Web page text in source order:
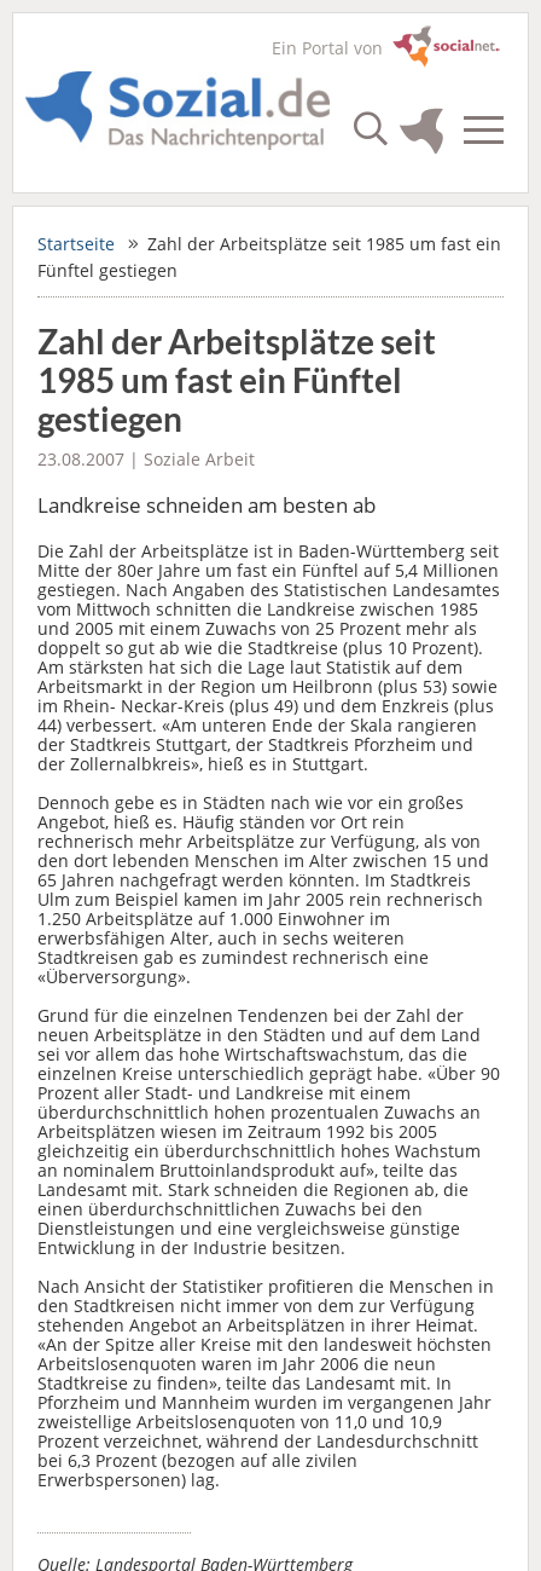
Ein Portal von
Startseite
Zahl der Arbeitsplätze seit 1985 um fast ein
Fünftel gestiegen
Zahl der Arbeitsplätze seit
1985 um fast ein Fünftel
gestiegen
23.08.2007 | Soziale Arbeit
Landkreise schneiden am besten ab
Die Zahl der Arbeitsplätze ist in Baden-Württemberg seit
Mitte der 80er Jahre um fast ein Fünftel auf 5,4 Millionen
gestiegen. Nach Angaben des Statistischen Landesamtes
vom Mittwoch schnitten die Landkreise zwischen 1985
und 2005 mit einem Zuwachs von 25 Prozent mehr als
doppelt so gut ab wie die Stadtkreise (plus 10 Prozent).
Am stärksten hat sich die Lage laut Statistik auf dem
Arbeitsmarkt in der Region um Heilbronn (plus 53) sowie
im Rhein- Neckar-Kreis (plus 49) und dem Enzkreis (plus
44) verbessert. «Am unteren Ende der Skala rangieren
der Stadtkreis Stuttgart, der Stadtkreis Pforzheim und
der Zollernalbkreis», hieß es in Stuttgart.
Dennoch gebe es in Städten nach wie vor ein großes
Angebot, hieß es. Häufig ständen vor Ort rein
rechnerisch mehr Arbeitsplätze zur Verfügung, als von
den dort lebenden Menschen im Alter zwischen 15 und
65 Jahren nachgefragt werden könnten. Im Stadtkreis
Ulm zum Beispiel kamen im Jahr 2005 rein rechnerisch
1.250 Arbeitsplätze auf 1.000 Einwohner im
erwerbsfähigen Alter, auch in sechs weiteren
Stadtkreisen gab es zumindest rechnerisch eine
«Überversorgung».
Grund für die einzelnen Tendenzen bei der Zahl der
neuen Arbeitsplätze in den Städten und auf dem Land
sei vor allem das hohe Wirtschaftswachstum, das die
einzelnen Kreise unterschiedlich geprägt habe. «Über 90
Prozent aller Stadt- und Landkreise mit einem
überdurchschnittlich hohen prozentualen Zuwachs an
Arbeitsplätzen wiesen im Zeitraum 1992 bis 2005
gleichzeitig ein überdurchschnittlich hohes Wachstum
an nominalem Bruttoinlandsprodukt auf», teilte das
Landesamt mit. Stark schneiden die Regionen ab, die
einen überdurchschnittlichen Zuwachs bei den
Dienstleistungen und eine vergleichsweise günstige
Entwicklung in der Industrie besitzen.
Nach Ansicht der Statistiker profitieren die Menschen in
den Stadtkreisen nicht immer von dem zur Verfügung
stehenden Angebot an Arbeitsplätzen in ihrer Heimat.
«An der Spitze aller Kreise mit den landesweit höchsten
Arbeitslosenquoten waren im Jahr 2006 die neun
Stadtkreise zu finden», teilte das Landesamt mit. In
Pforzheim und Mannheim wurden im vergangenen Jahr
zweistellige Arbeitslosenquoten von 11,0 und 10,9
Prozent verzeichnet, während der Landesdurchschnitt
bei 6,3 Prozent (bezogen auf alle zivilen
Erwerbspersonen) lag.
Quelle: Landesportal Baden-Württemberg